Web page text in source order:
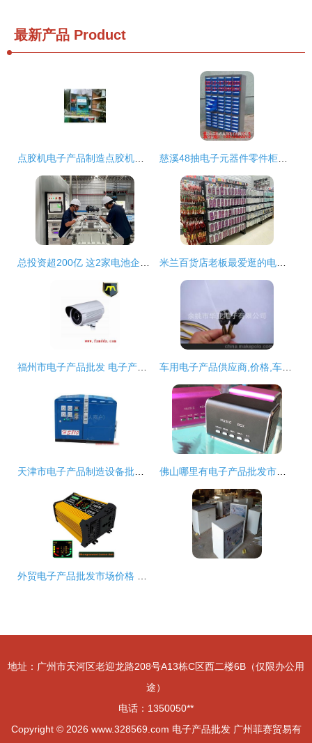
最新产品 Product
地址：广州市天河区老迎龙路208号A13栋C区西二楼6B（仅限办公用
途）
电话：1350050**
Copyright © 2026 www.328569.com 电子产品批发 广州菲赛贸易有